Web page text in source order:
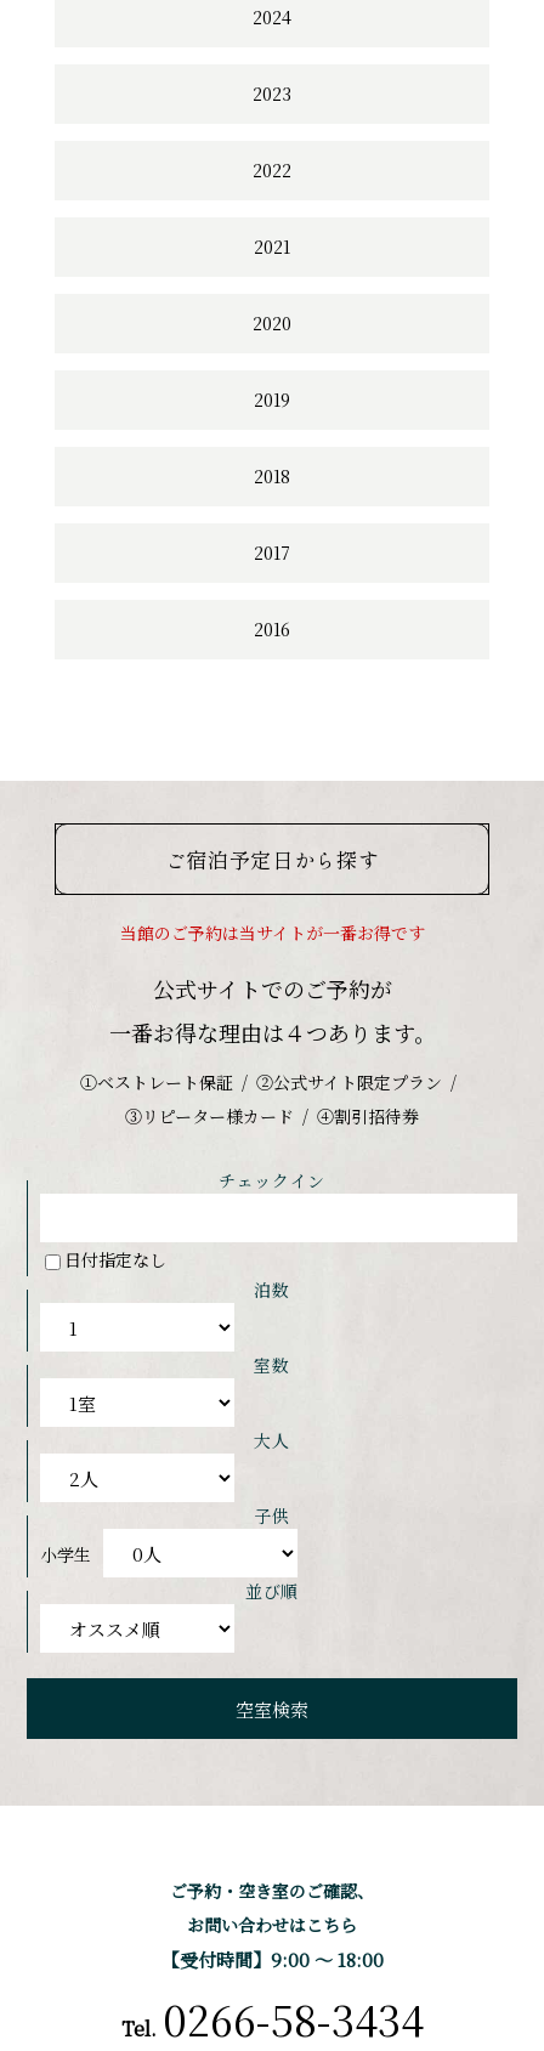
2024
2023
2022
2021
2020
2019
2018
2017
2016
ご宿泊予定日から探す
当館のご予約は当サイトが一番お得です
公式サイトでのご予約が
一番お得な理由は４つあります。
①ベストレート保証
②公式サイト限定プラン
③リピーター様カード
④割引招待券
チェックイン
日付指定なし
泊数
室数
大人
子供
小学生
並び順
ご予約・空き室のご確認、
お問い合わせはこちら
【受付時間】9:00 〜 18:00
Tel. 0266-58-3434